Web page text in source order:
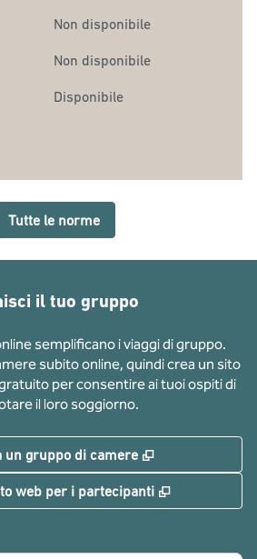
Non disponibile
Non disponibile
Disponibile
Tutte le norme
il tuo gruppo
semplificano i viaggi di gruppo.
subito online, quindi crea un sito
per consentire ai tuoi ospiti di
il loro soggiorno.
un gruppo di camere ,
web per i partecipanti ,